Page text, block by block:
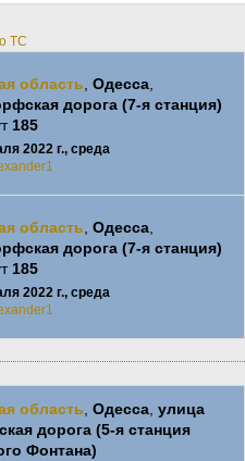
ТС
область Одесса,
дорога (7-я станция)
185
2022 г., среда
область, Одесса,
дорога (7-я станция)
185
2022 г., среда
область, Одесса, улица
дорога (5-я станция
Фонтана)